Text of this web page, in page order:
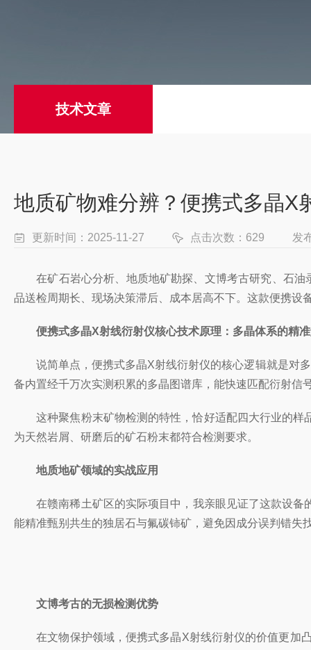
技术文章
地质矿物难分辨？便携式多晶X
更新时间：2025-11-27 点击次数：629 发
在矿石岩心分析、地质地矿勘探、文博考古研究、石油
品送检周期长、现场决策滞后、成本居高不下。这款便携
便携式多晶X射线衍射仪核心技术原理：多晶体系的精
说简单点，便携式多晶X射线衍射仪的核心逻辑就是对多
备内置经千万次实测积累的多晶图谱库，能快速匹配衍射
这种聚焦粉末矿物检测的特性，恰好适配四大行业的样
为天然岩屑、研磨后的矿石粉末都符合检测要求。
地质地矿领域的实战应用
在赣南稀土矿区的实际项目中，我亲眼见证了这款设备
能精准甄别共生的独居石与氟碳铈矿，避免因成分误判错失
文博考古的无损检测优势
在文物保护领域，便携式多晶X射线衍射仪的价值更加凸